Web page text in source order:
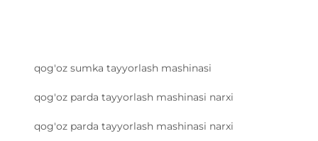
qog'oz sumka tayyorlash mashinasi
qog'oz parda tayyorlash mashinasi narxi
qog'oz parda tayyorlash mashinasi narxi